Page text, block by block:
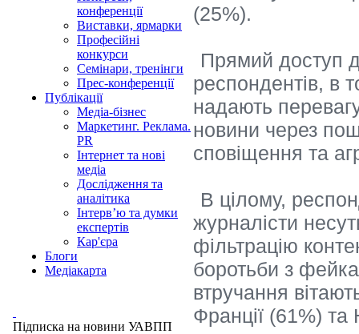
конференції
Виставки, ярмарки
Професійні
конкурси
Семінари, тренінги
Прес-конференції
Публікації
Медіа-бізнес
Маркетинг. Реклама.
PR
Інтернет та нові
медіа
Дослідження та
аналітика
Інтерв’ю та думки
експертів
Кар'єра
Блоги
Медіакарта
Підписка на новини УАВПП
(25%).
Прямий доступ
респондентів, в
надають
новини через
сповіщення та
В цілому,
журналісти
фільтрацію
боротьби з
втручання
Франції (61%) та